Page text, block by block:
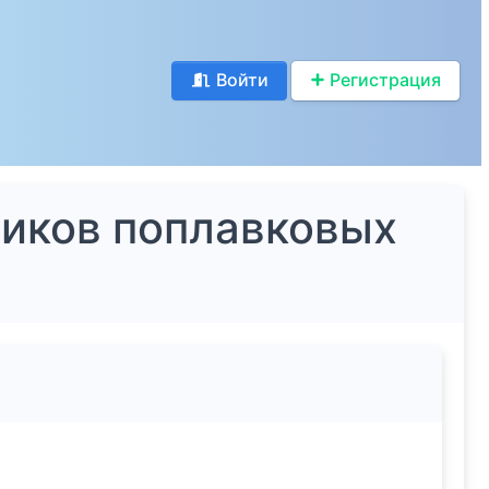
Войти Регистрация
поплавковых